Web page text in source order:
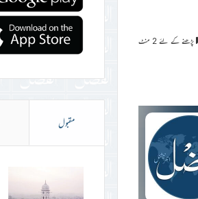
پڑھنے کے لئے 2 منٹ
مقبول